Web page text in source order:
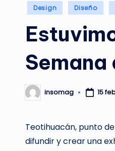
Publicado
Design Diseño
Publicado
por
insomag 15
Teotihuacán, punto
difundir y crear una